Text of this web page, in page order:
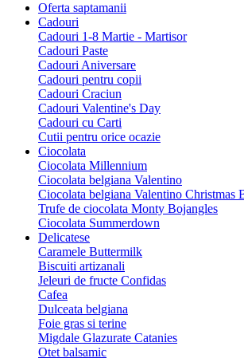
Oferta saptamanii
Cadouri
Cadouri 1-8 Martie - Martisor
Cadouri Paste
Cadouri Aniversare
Cadouri pentru copii
Cadouri Craciun
Cadouri Valentine's Day
Cadouri cu Carti
Cutii pentru orice ocazie
Ciocolata
Ciocolata Millennium
Ciocolata belgiana Valentino
Ciocolata belgiana Valentino Christmas
Trufe de ciocolata Monty Bojangles
Ciocolata Summerdown
Delicatese
Caramele Buttermilk
Biscuiti artizanali
Jeleuri de fructe Confidas
Cafea
Dulceata belgiana
Foie gras si terine
Migdale Glazurate Catanies
Otet balsamic